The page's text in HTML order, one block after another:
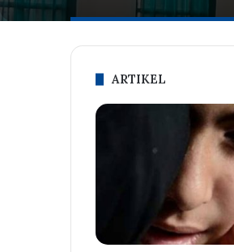
ARTIKEL